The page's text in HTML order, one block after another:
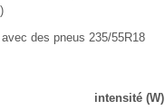
des pneus 235/55R18
intensité (W)